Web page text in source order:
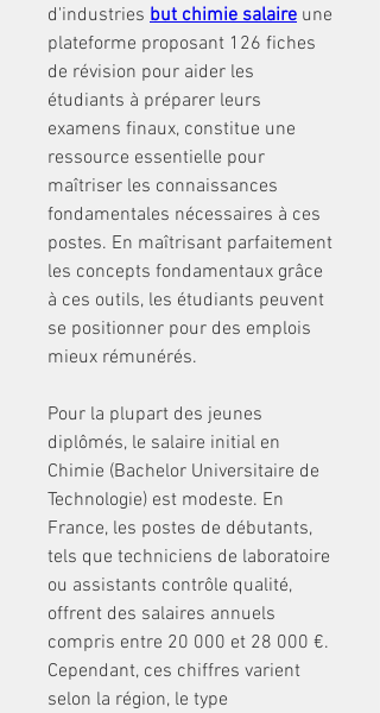
d'industries but chimie salaire une
plateforme proposant 126 fiches
de révision pour aider les
étudiants à préparer leurs
examens finaux, constitue une
ressource essentielle pour
maîtriser les connaissances
fondamentales nécessaires à ces
postes. En maîtrisant parfaitement
les concepts fondamentaux grâce
à ces outils, les étudiants peuvent
se positionner pour des emplois
mieux rémunérés.
Pour la plupart des jeunes
diplômés, le salaire initial en
Chimie (Bachelor Universitaire de
Technologie) est modeste. En
France, les postes de débutants,
tels que techniciens de laboratoire
ou assistants contrôle qualité,
offrent des salaires annuels
compris entre 20 000 et 28 000 €.
Cependant, ces chiffres varient
selon la région, le type